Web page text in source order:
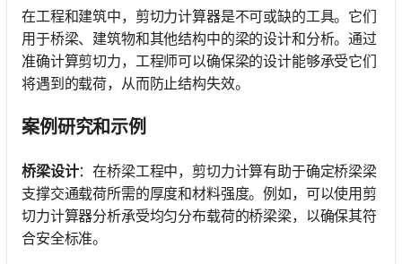
在工程和建筑中，剪切力计算器是不可或缺的工具。它们
用于桥梁、建筑物和其他结构中的梁的设计和分析。通过
准确计算剪切力，工程师可以确保梁的设计能够承受它们
将遇到的载荷，从而防止结构失效。
案例研究和示例
桥梁设计：在桥梁工程中，剪切力计算有助于确定桥梁梁
支撑交通载荷所需的厚度和材料强度。例如，可以使用剪
切力计算器分析承受均匀分布载荷的桥梁梁，以确保其符
合安全标准。